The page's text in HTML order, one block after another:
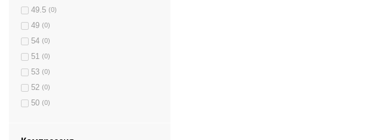
49.5 (0)
49 (0)
54 (0)
51 (0)
53 (0)
52 (0)
50 (0)